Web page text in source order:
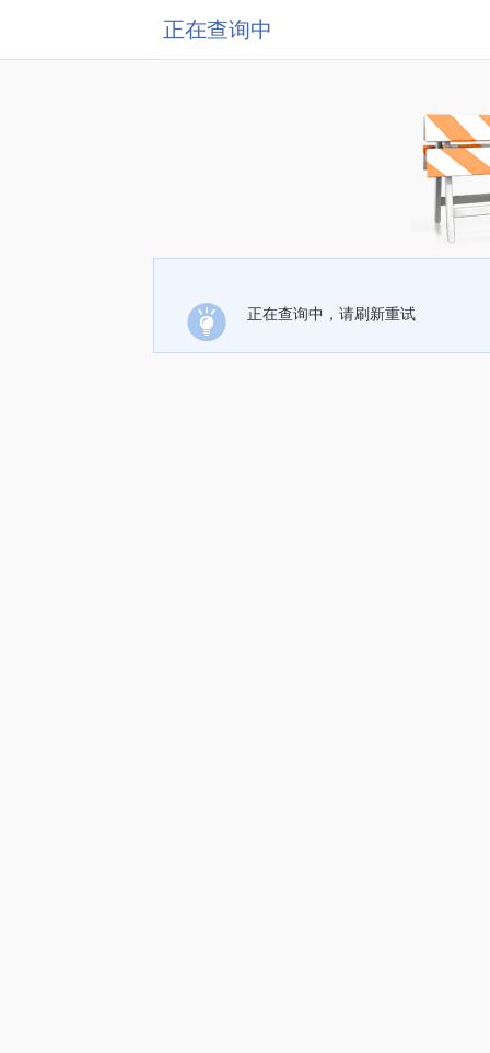
正在查询中
正在查询中，请刷新重试